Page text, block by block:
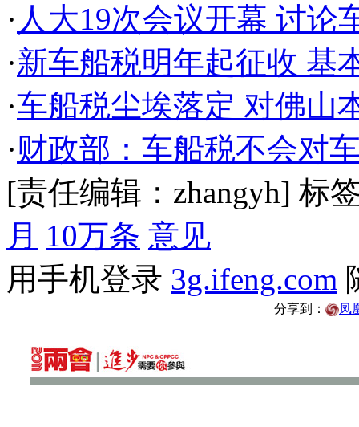
· 人大19次会议开幕 讨论
·新车船税明年起征收 基
·车船税尘埃落定 对佛山
·财政部：车船税不会对
[责任编辑：zhangyh] 标
月 10万条 意见
用手机登录 3g.ifeng.com
分享到： 凤